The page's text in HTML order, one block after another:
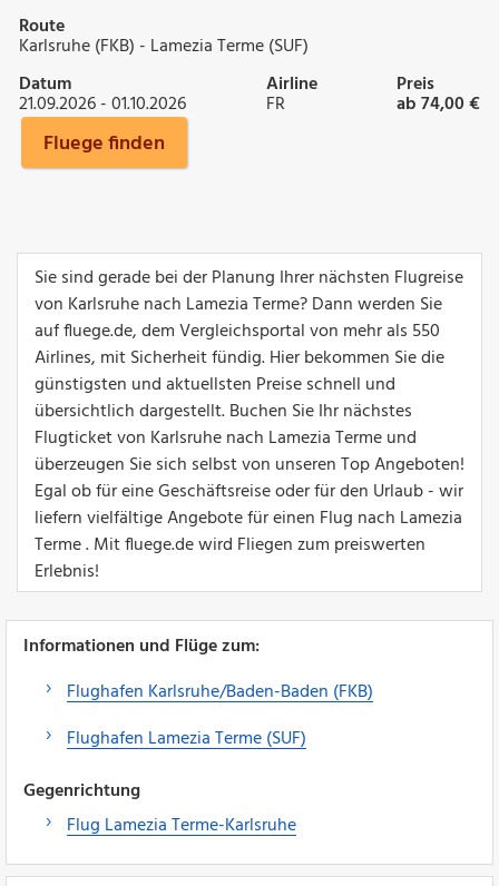
Route
Karlsruhe (FKB) - Lamezia Terme (SUF)
Datum
21.09.2026 - 01.10.2026
Airline
FR
Preis
ab 74,00 €
Fluege finden
Sie sind gerade bei der Planung Ihrer nächsten Flugreise
von Karlsruhe nach Lamezia Terme? Dann werden Sie
auf fluege.de, dem Vergleichsportal von mehr als 550
Airlines, mit Sicherheit fündig. Hier bekommen Sie die
günstigsten und aktuellsten Preise schnell und
übersichtlich dargestellt. Buchen Sie Ihr nächstes
Flugticket von Karlsruhe nach Lamezia Terme und
überzeugen Sie sich selbst von unseren Top Angeboten!
Egal ob für eine Geschäftsreise oder für den Urlaub - wir
liefern vielfältige Angebote für einen Flug nach Lamezia
Terme . Mit fluege.de wird Fliegen zum preiswerten
Erlebnis!
Informationen und Flüge zum:
Flughafen Karlsruhe/Baden-Baden (FKB)
Flughafen Lamezia Terme (SUF)
Gegenrichtung
Flug Lamezia Terme-Karlsruhe